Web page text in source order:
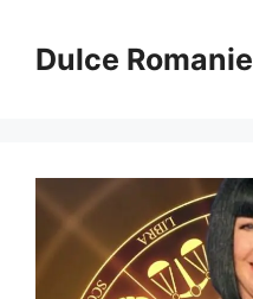
conținutDulce Romanie